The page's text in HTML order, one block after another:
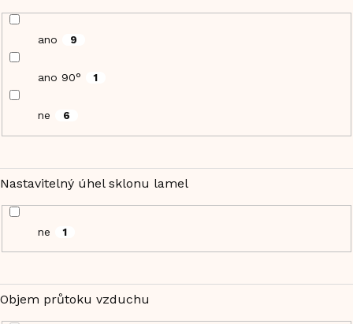
ano 9
ano 90° 1
ne 6
Nastavitelný úhel sklonu lamel
ne 1
Objem průtoku vzduchu